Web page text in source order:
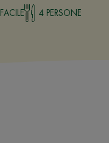
FACILE 4 PERSONE